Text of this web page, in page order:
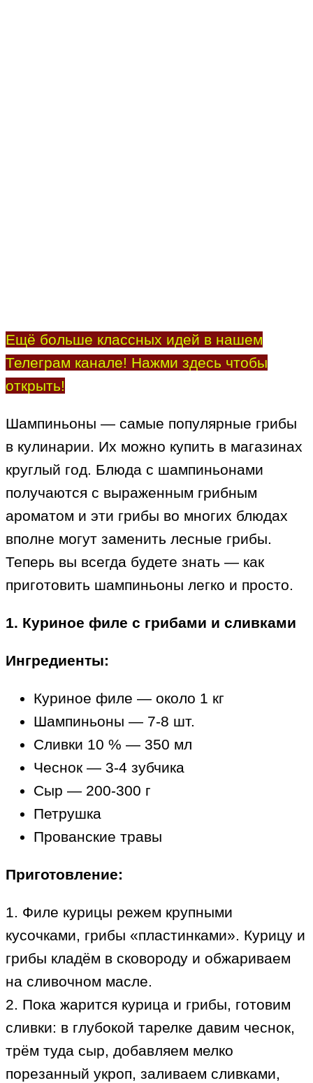
Ещё больше классных идей в нашем
Телеграм канале! Нажми здесь чтобы
открыть!
Шампиньоны — самые популярные грибы
в кулинарии. Их можно купить в магазинах
круглый год. Блюда с шампиньонами
получаются с выраженным грибным
ароматом и эти грибы во многих блюдах
вполне могут заменить лесные грибы.
Теперь вы всегда будете знать — как
приготовить шампиньоны легко и просто.
1. Куриное филе с грибами и сливками
Ингредиенты:
Куриное филе — около 1 кг
Шампиньоны — 7-8 шт.
Сливки 10 % — 350 мл
Чеснок — 3-4 зубчика
Сыр — 200-300 г
Петрушка
Прованские травы
Приготовление:
1. Филе курицы режем крупными
кусочками, грибы «пластинками». Курицу и
грибы кладём в сковороду и обжариваем
на сливочном масле.
2. Пока жарится курица и грибы, готовим
сливки: в глубокой тарелке давим чеснок,
трём туда сыр, добавляем мелко
порезанный укроп, заливаем сливками,